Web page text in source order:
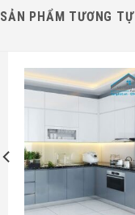
SẢN PHẨM TƯƠNG TỰ